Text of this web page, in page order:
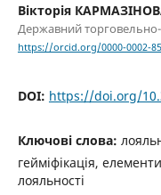
Вікторія
Державний
https://orcid.org/0000-0002-
DOI: https://doi.org/
Ключові слова:
гейміфікація,
лояльності